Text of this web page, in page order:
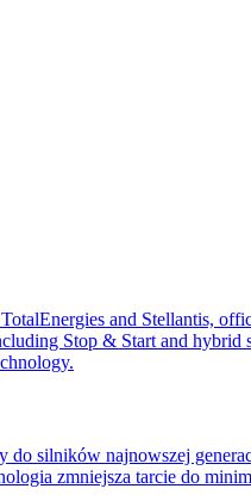
and Stellantis,
Stop & Start and hybrid
silników najnowszej
zmniejsza tarcie do